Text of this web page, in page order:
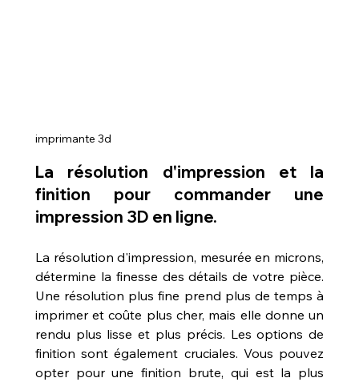
imprimante 3d
La résolution d'impression et la
finition pour commander une
impression 3D en ligne.
La résolution d'impression, mesurée en microns,
détermine la finesse des détails de votre pièce.
Une résolution plus fine prend plus de temps à
imprimer et coûte plus cher, mais elle donne un
rendu plus lisse et plus précis. Les options de
finition sont également cruciales. Vous pouvez
opter pour une finition brute, qui est la plus